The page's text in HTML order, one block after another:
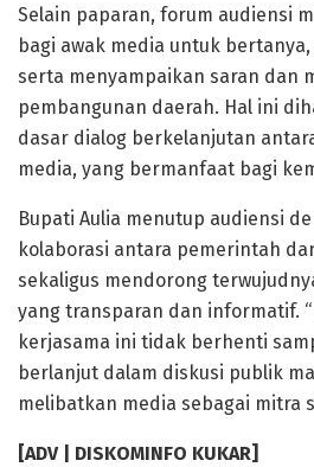
Selain paparan, forum audiensi
bagi awak media untuk
serta menyampaikan saran dan
pembangunan daerah. Hal ini
dasar dialog berkelanjutan
media, yang bermanfaat bagi
Bupati Aulia menutup audiensi
kolaborasi antara pemerintah
sekaligus mendorong
yang transparan dan informatif.
kerjasama ini tidak berhenti
berlanjut dalam diskusi publik
melibatkan media sebagai mitra
[ADV | DISKOMINFO KUKAR]